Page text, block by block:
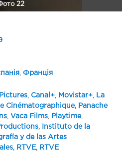
22
, Франція
, Canal+, Movistar+,
La
Cinématographique,
Panache
, Vaca Films, Playtime,
,
Instituto de la
y de las Artes
, RTVE, RTVE